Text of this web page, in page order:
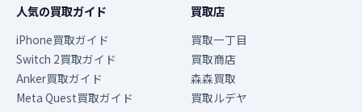
人気の買取ガイド
iPhone買取ガイド
Switch 2買取ガイド
Anker買取ガイド
Meta Quest買取ガイド
買取店
買取一丁目
買取商店
森森買取
買取ルデヤ